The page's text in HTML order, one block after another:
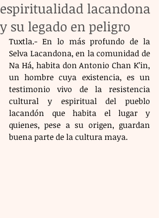
espiritualidad lacandona
y su legado en peligro
Tuxtla.- En lo más profundo de la
Selva Lacandona, en la comunidad de
Na Há, habita don Antonio Chan K’in,
un hombre cuya existencia, es un
testimonio vivo de la resistencia
cultural y espiritual del pueblo
lacandón que habita el lugar y
quienes, pese a su origen, guardan
buena parte de la cultura maya.